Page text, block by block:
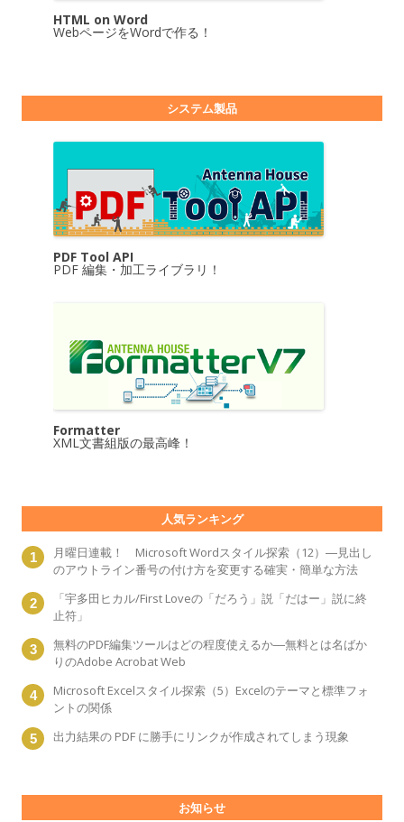
HTML on Word
WebページをWordで作る！
システム製品
PDF Tool API
PDF 編集・加工ライブラリ！
Formatter
XML文書組版の最高峰！
人気ランキング
月曜日連載！ Microsoft Wordスタイル探索（12）―見出し
のアウトライン番号の付け方を変更する確実・簡単な方法
「宇多田ヒカル/First Loveの「だろう」説「だはー」説に終
止符」
無料のPDF編集ツールはどの程度使えるか―無料とは名ばか
りのAdobe Acrobat Web
Microsoft Excelスタイル探索（5）Excelのテーマと標準フォ
ントの関係
出力結果の PDF に勝手にリンクが作成されてしまう現象
お知らせ